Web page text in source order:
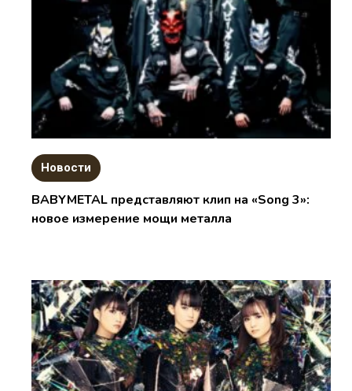
Новости
BABYMETAL представляют клип на «Song 3»:
новое измерение мощи металла